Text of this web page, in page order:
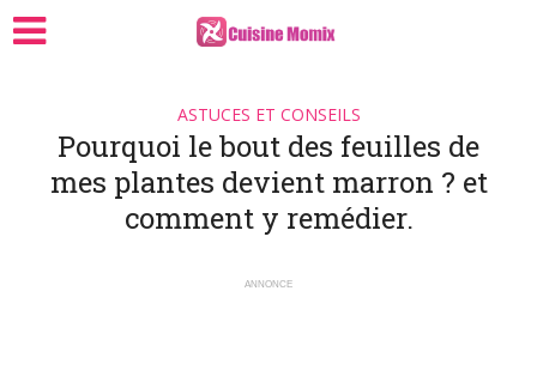
ASTUCES ET CONSEILS
Pourquoi le bout des feuilles de
mes plantes devient marron ? et
comment y remédier.
ANNONCE